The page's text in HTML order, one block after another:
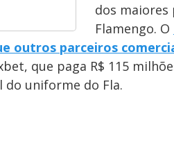
dos maiores
Flamengo. O
outros parceiros
que paga R$ 115
uniforme do Fla.